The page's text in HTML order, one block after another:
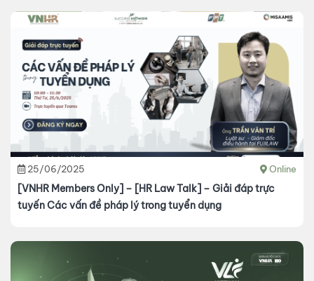
25/06/2025 Online
[VNHR Members Only] – [HR Law Talk] – Giải đáp trực
tuyến Các vấn đề pháp lý trong tuyển dụng